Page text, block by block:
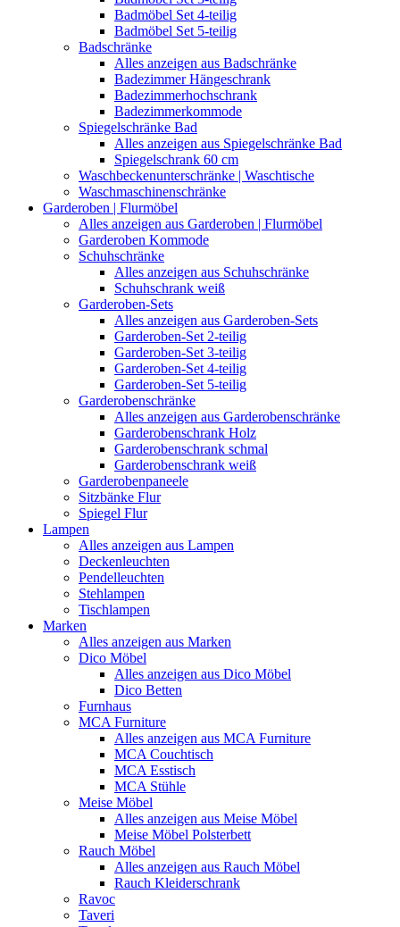
Badmöbel Set 4-teilig
Badmöbel Set 5-teilig
Badschränke
Alles anzeigen aus Badschränke
Badezimmer Hängeschrank
Badezimmerhochschrank
Badezimmerkommode
Spiegelschränke Bad
Alles anzeigen aus Spiegelschränke Bad
Spiegelschrank 60 cm
Waschbeckenunterschränke | Waschtische
Waschmaschinenschränke
Garderoben | Flurmöbel
Alles anzeigen aus Garderoben | Flurmöbel
Garderoben Kommode
Schuhschränke
Alles anzeigen aus Schuhschränke
Schuhschrank weiß
Garderoben-Sets
Alles anzeigen aus Garderoben-Sets
Garderoben-Set 2-teilig
Garderoben-Set 3-teilig
Garderoben-Set 4-teilig
Garderoben-Set 5-teilig
Garderobenschränke
Alles anzeigen aus Garderobenschränke
Garderobenschrank Holz
Garderobenschrank schmal
Garderobenschrank weiß
Garderobenpaneele
Sitzbänke Flur
Spiegel Flur
Lampen
Alles anzeigen aus Lampen
Deckenleuchten
Pendelleuchten
Stehlampen
Tischlampen
Marken
Alles anzeigen aus Marken
Dico Möbel
Alles anzeigen aus Dico Möbel
Dico Betten
Furnhaus
MCA Furniture
Alles anzeigen aus MCA Furniture
MCA Couchtisch
MCA Esstisch
MCA Stühle
Meise Möbel
Alles anzeigen aus Meise Möbel
Meise Möbel Polsterbett
Rauch Möbel
Alles anzeigen aus Rauch Möbel
Rauch Kleiderschrank
Ravoc
Taveri